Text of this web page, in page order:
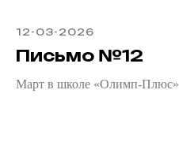
12-03-2026
Письмо №12
Март в школе «Олимп-Плюс»